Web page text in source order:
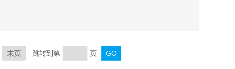
末页 跳转到第 页